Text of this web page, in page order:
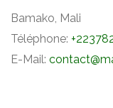
Bamako, Mali
Téléphone:
E-Mail: